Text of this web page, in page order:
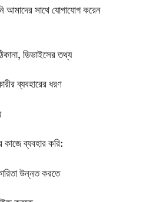
সাথে যোগাযোগ করেন
ডিভাইসের তথ্য
ব্যবহারের ধরণ
ব্যবহার করি:
উন্নত করতে